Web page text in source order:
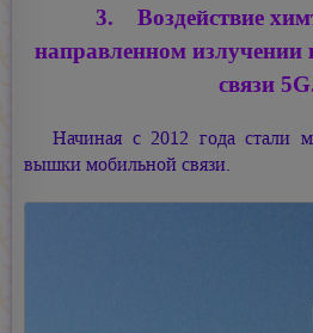
3. Воздействие
направленном
связи
Начиная с 2012 года стали
вышки мобильной связи.